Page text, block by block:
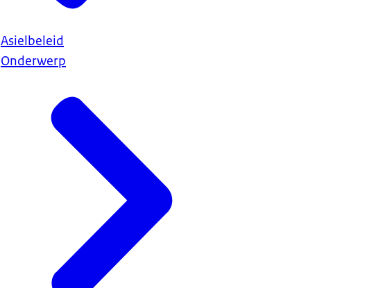
Asielbeleid
Onderwerp